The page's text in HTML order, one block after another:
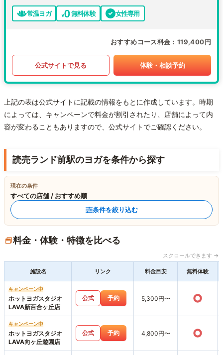
常温ヨガ 無料体験 女性専用
おすすめコース料金 119,400円
公式サイトで見る 体験・相談予約
上記の表は公式サイトに記載の情報をもとに作成しています。時期
によっては、キャンペーンで料金が割引されたり、店舗によって内
容が変わることもありますので、公式サイトでご確認ください。
読売ランド前駅のヨガを条件から探す
現在の条件
すべての店舗 / おすすめ順
条件を絞り込む
料金・体験・特徴を比べる
スクロールできます →
施設名 リンク 料金目安 無料体験
キャンペーン中
ホットヨガスタジオ
LAVA新百合ヶ丘店
公式 予約 5,300円〜 ○
キャンペーン中
ホットヨガスタジオ
LAVA向ヶ丘遊園店
公式 予約 4,800円〜 ○